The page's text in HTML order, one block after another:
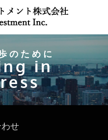
ちについて
| 投資戦略
業承継
| 投資実績
問い合わせ
のために
in
せ